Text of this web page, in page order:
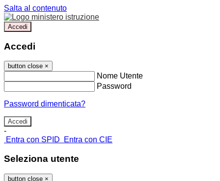
Salta al contenuto
Accedi
Accedi
button close ×
Nome Utente
Password
Password dimenticata?
-
Entra con SPID
Entra con CIE
Seleziona utente
button close ×